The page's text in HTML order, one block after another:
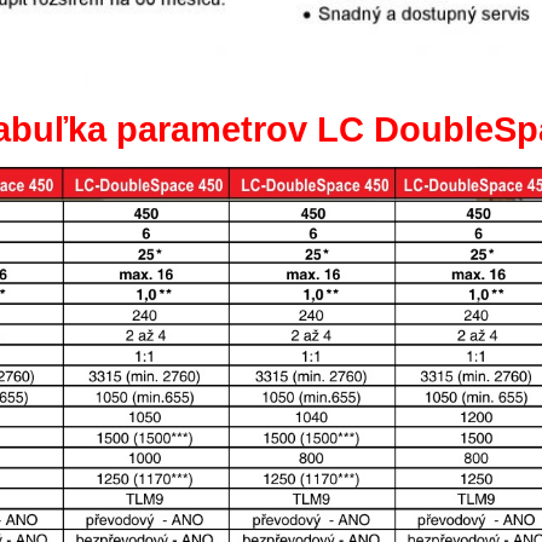
parametrov LC